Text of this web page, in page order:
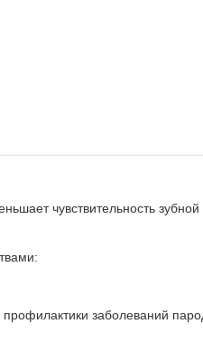
чувствительность
заболеваний